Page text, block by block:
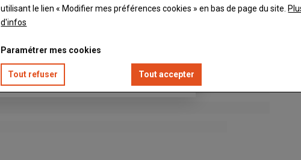
utilisant le lien « Modifier mes préférences cookies » en bas de page du site.
d'infos
Paramétrer mes cookies
Tout refuser Tout accepter